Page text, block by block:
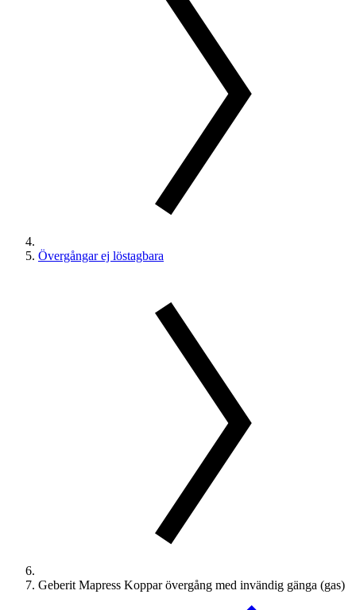
Övergångar ej löstagbara
Geberit Mapress Koppar övergång med invändig gänga (gas)